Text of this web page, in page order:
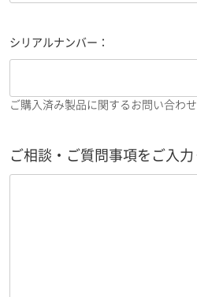
シリアルナンバー：
ご購入済み製品に関するお問い合わ
ご相談・ご質問事項をご入力